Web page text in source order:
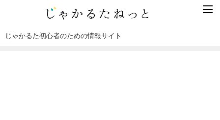
じゃかるた初心者のための情報サイト